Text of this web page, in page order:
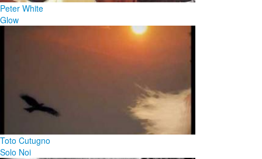
Peter White
Glow
Toto Cutugno
Solo Noi